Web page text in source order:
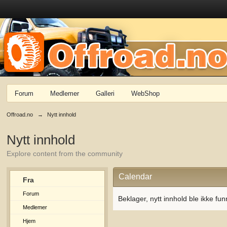
Forum Medlemer Galleri WebShop
Offroad.no → Nytt innhold
Nytt innhold
Explore content from the community
Fra
Forum
Medlemer
Hjem
Calendar
Beklager, nytt innhold ble ikke